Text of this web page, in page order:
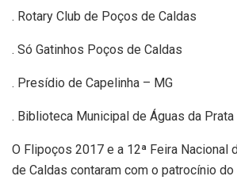
. Rotary Club de Poços de Caldas
. Só Gatinhos Poços de Caldas
. Presídio de Capelinha – MG
. Biblioteca Municipal de Águas da Prata
O Flipoços 2017 e a 12ª Feira Nacional
de Caldas contaram com o patrocínio do